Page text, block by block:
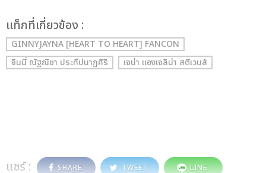
เเท็กที่เกี่ยวข้อง :
GINNYJAYNA [HEART TO HEART] FANCON
จินนี่ ณัฐณิชา ประทีปนาฏศิริ
เจน่า แองเจลิน่า สตีเวนส์
แชร์ : SHARE TWEET LINE